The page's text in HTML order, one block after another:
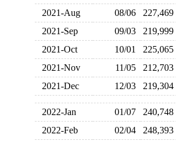
2021-Aug
08/06 227,469
2021-Sep
09/03 219,999
2021-Oct
10/01 225,065
2021-Nov
11/05 212,703
2021-Dec
12/03 219,304
2022-Jan 01/07 240,748
2022-Feb
02/04 248,393